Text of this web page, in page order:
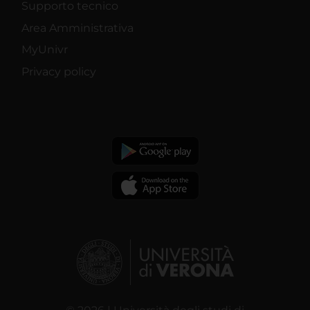
Supporto tecnico
Area Amministrativa
MyUnivr
Privacy policy